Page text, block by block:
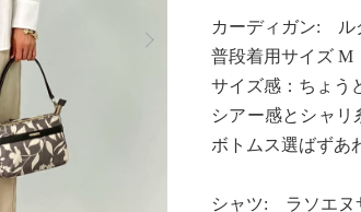
カーディガン:
普段着用サイズ M
サイズ感：ちょう
シアー感とシャ
ボトムス選ばずあ
シャツ: ラソエヌ